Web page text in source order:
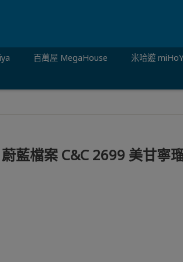
百萬屋 MegaHouse 米哈遊
藍檔案 C&C 2699 美甘寧